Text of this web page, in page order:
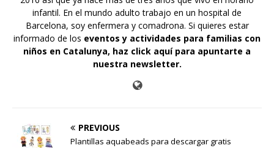
infantil. En el mundo adulto trabajo en un hospital de
Barcelona, soy enfermera y comadrona. Si quieres estar
informado de los eventos y actividades para familias con
niños en Catalunya, haz click aquí para apuntarte a
nuestra newsletter.
PREVIOUS
Plantillas aquabeads para descargar gratis